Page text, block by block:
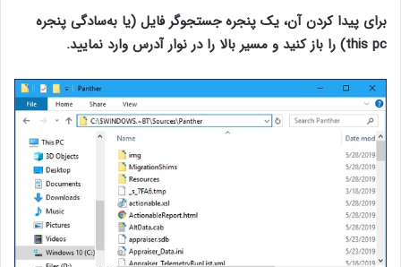
برای پیدا کردن آن، یک پنجره جستجوگر فایل (یا به‌سادگی پنجره
this pc) را باز کنید و مسیر بالا را در نوار آدرس وارد نمایید.